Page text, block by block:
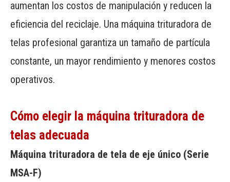
aumentan los costos de manipulación y reducen la
eficiencia del reciclaje. Una máquina trituradora de
telas profesional garantiza un tamaño de partícula
constante, un mayor rendimiento y menores costos
operativos.
Cómo elegir la máquina trituradora de
telas adecuada
Máquina trituradora de tela de eje único (Serie
MSA-F)